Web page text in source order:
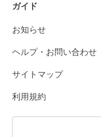
ガイド
お知らせ
ヘルプ・お問い合わせ
サイトマップ
利用規約